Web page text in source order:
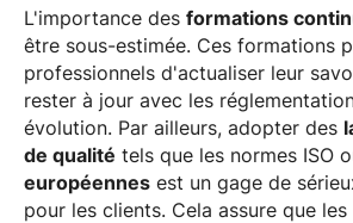
L'importance des formations
être sous-estimée. Ces formations
professionnels d'actualiser leur
rester à jour avec les
évolution. Par ailleurs, adopter des
de qualité tels que les normes ISO
européennesest un gage de
pour les clients. Cela assure que